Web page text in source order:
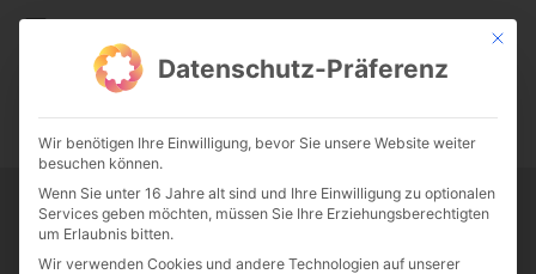
CATHWALK.DE
0:00 -:--
Tag:Betthütermoral
Mit
Datenschutz-Präferenz
Wir benötigen Ihre Einwilligung, bevor Sie unsere Website weiter
besuchen können.
Wenn Sie unter 16 Jahre alt sind und Ihre Einwilligung zu optionalen
Services geben möchten, müssen Sie Ihre Erziehungsberechtigten
um Erlaubnis bitten.
Wir verwenden Cookies und andere Technologien auf unserer